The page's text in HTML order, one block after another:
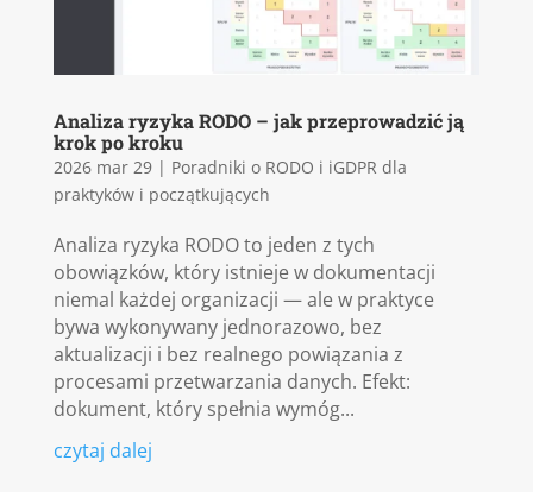
Analiza ryzyka RODO – jak przeprowadzić ją
krok po kroku
2026 mar 29| Poradniki o RODO i iGDPR dla
praktyków i początkujących
Analiza ryzyka RODO to jeden z tych
obowiązków, który istnieje w dokumentacji
niemal każdej organizacji — ale w praktyce
bywa wykonywany jednorazowo, bez
aktualizacji i bez realnego powiązania z
procesami przetwarzania danych. Efekt:
dokument, który spełnia wymóg...
czytaj dalej